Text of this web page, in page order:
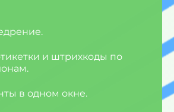
и штрихкоды по
в одном окне.